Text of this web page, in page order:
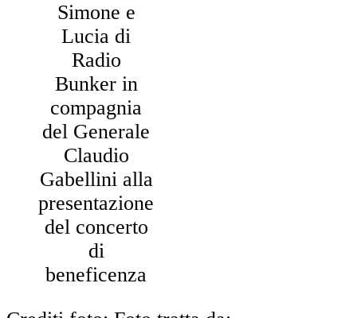
Simone e
Lucia di
Radio
Bunker in
compagnia
del Generale
Claudio
Gabellini alla
presentazione
del concerto
di
beneficenza